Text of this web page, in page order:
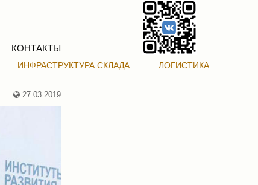
КОНТАКТЫ
ИНФРАСТРУКТУРА СКЛАДА ЛОГИСТИКА
27.03.2019